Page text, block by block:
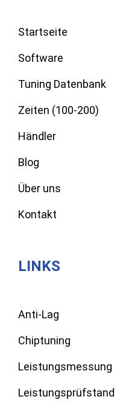
Startseite
Software
Tuning Datenbank
Zeiten (100-200)
Händler
Blog
Über uns
Kontakt
LINKS
Anti-Lag
Chiptuning
Leistungsmessung
Leistungsprüfstand